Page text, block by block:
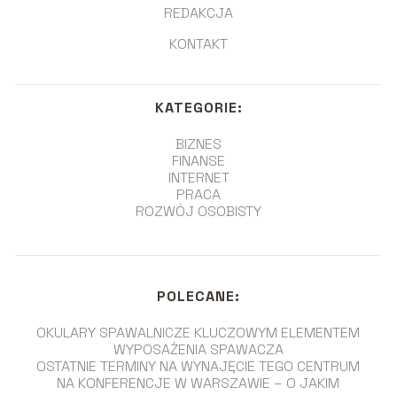
REDAKCJA
KONTAKT
KATEGORIE:
BIZNES
FINANSE
INTERNET
PRACA
ROZWÓJ OSOBISTY
POLECANE:
OKULARY SPAWALNICZE KLUCZOWYM ELEMENTEM
WYPOSAŻENIA SPAWACZA
OSTATNIE TERMINY NA WYNAJĘCIE TEGO CENTRUM
NA KONFERENCJE W WARSZAWIE – O JAKIM